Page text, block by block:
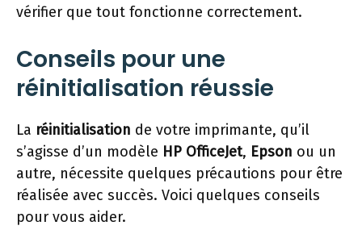
vérifier que tout fonctionne correctement.
Conseils pour une
réinitialisation réussie
La réinitialisation de votre imprimante, qu’il
s’agisse d’un modèle HP OfficeJet, Epson ou un
autre, nécessite quelques précautions pour être
réalisée avec succès. Voici quelques conseils
pour vous aider.